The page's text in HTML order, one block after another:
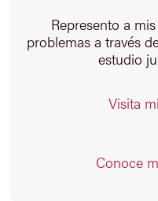
Represento a
problemas a través
estudio
Visita
Conoce